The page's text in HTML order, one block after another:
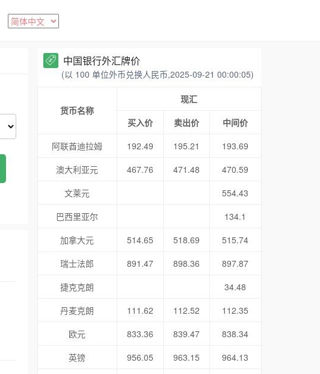
中国银行外汇牌价
(以 100 单位外币兑换人民币,2025-09-21 00:00:05)
货币名称
现汇
买入价
卖出价
中间价
阿联酋迪拉姆
192.49 195.21
193.69
澳大利亚元
467.76 471.48
470.59
文莱元
554.43
巴西里亚尔
134.1
加拿大元
514.65 518.69
515.74
瑞士法郎
891.47 898.36
897.87
捷克克朗
34.48
丹麦克朗
111.62 112.52
112.35
欧元
833.36 839.47
838.34
英镑
956.05 963.15
964.13